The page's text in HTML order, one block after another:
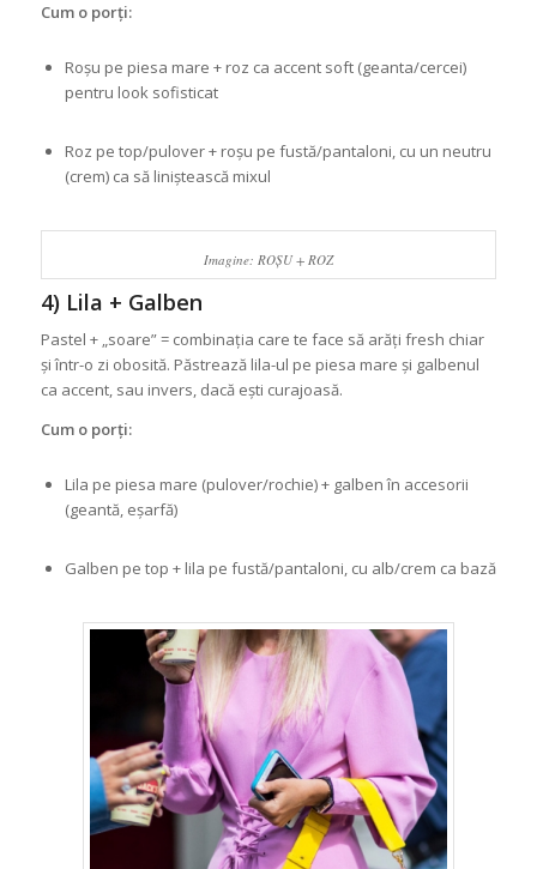
Cum o porți:
Roșu pe piesa mare + roz ca accent soft (geanta/cercei)
pentru look sofisticat
Roz pe top/pulover + roșu pe fustă/pantaloni, cu un neutru
(crem) ca să liniștească mixul
Imagine: ROȘU + ROZ
4) Lila + Galben
Pastel + „soare” = combinația care te face să arăți fresh chiar
și într-o zi obosită. Păstrează lila-ul pe piesa mare și galbenul
ca accent, sau invers, dacă ești curajoasă.
Cum o porți:
Lila pe piesa mare (pulover/rochie) + galben în accesorii
(geantă, eșarfă)
Galben pe top + lila pe fustă/pantaloni, cu alb/crem ca bază